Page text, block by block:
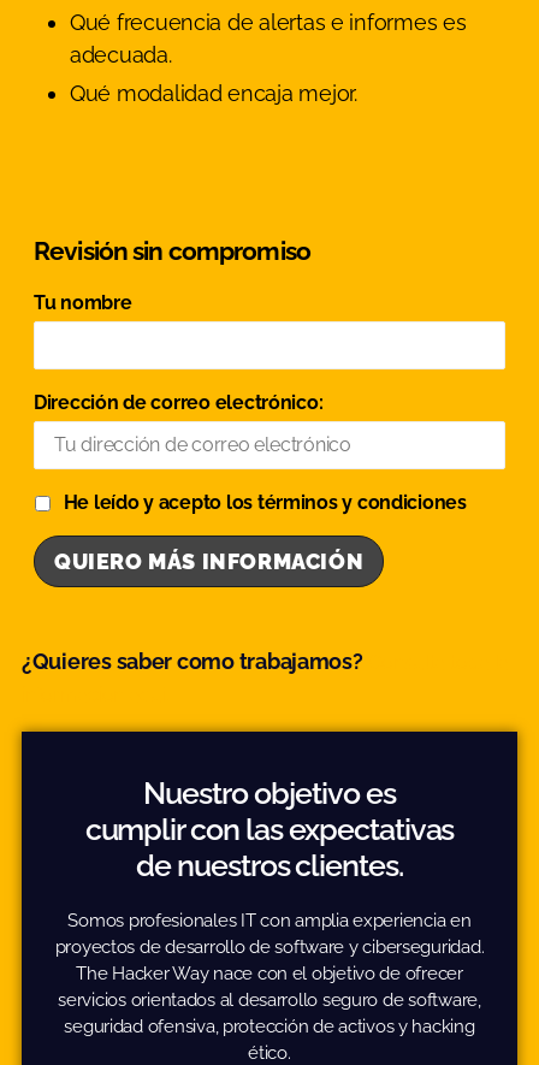
Qué frecuencia de alertas e informes es
adecuada.
Qué modalidad encaja mejor.
Revisión sin compromiso
Tu nombre
Dirección de correo electrónico:
He leído y acepto los términos y condiciones
¿Quieres saber como trabajamos?
Nuestro objetivo es
cumplir con las expectativas
de nuestros clientes.
Somos profesionales IT con amplia experiencia en
proyectos de desarrollo de software y ciberseguridad.
The Hacker Way nace con el objetivo de ofrecer
servicios orientados al desarrollo seguro de software,
seguridad ofensiva, protección de activos y hacking
ético.